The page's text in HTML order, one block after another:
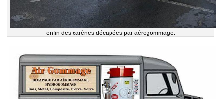
enfin des carènes décapées par aérogommage.